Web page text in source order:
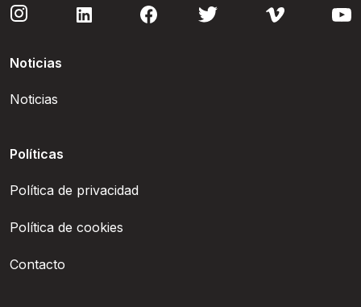
Noticias
Noticias
Políticas
Política de privacidad
Política de cookies
Contacto